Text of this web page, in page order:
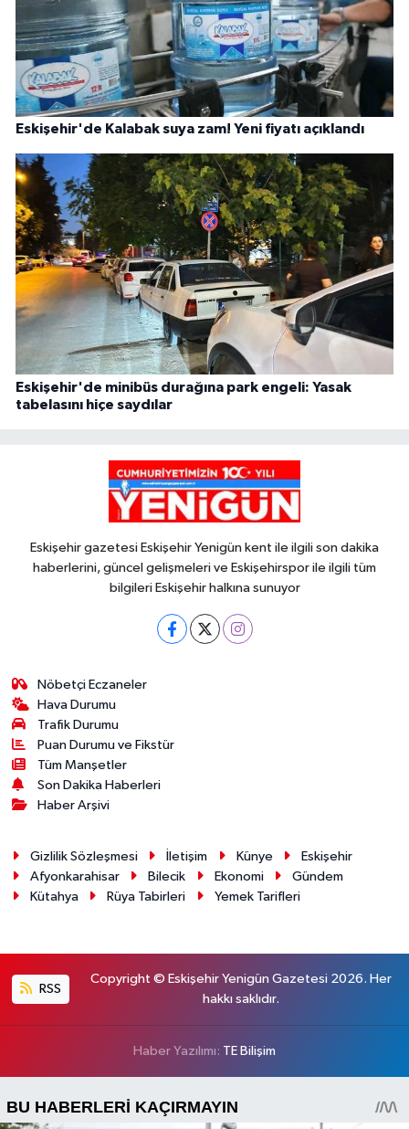
Eskişehir'de Kalabak suya zam! Yeni fiyatı açıklandı
Eskişehir'de minibüs durağına park engeli: Yasak
tabelasını hiçe saydılar
Eskişehir gazetesi Eskişehir Yenigün kent ile ilgili son dakika
haberlerini, güncel gelişmeleri ve Eskişehirspor ile ilgili tüm
bilgileri Eskişehir halkına sunuyor
Nöbetçi Eczaneler
Hava Durumu
Trafik Durumu
Puan Durumu ve Fikstür
Tüm Manşetler
Son Dakika Haberleri
Haber Arşivi
Gizlilik Sözleşmesi İletişim Künye
Eskişehir
Afyonkarahisar
Bilecik Ekonomi
Gündem
Kütahya
Rüya Tabirleri Yemek Tarifleri
RSS
Copyright © Eskişehir Yenigün Gazetesi 2026. Her
hakkı saklıdır.
Haber Yazılımı: TE Bilişim